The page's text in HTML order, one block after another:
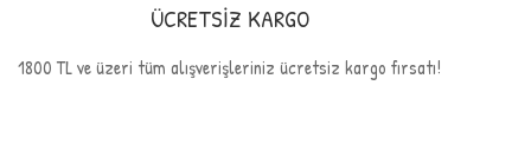
ÜCRETSİZ KARGO
1800 TL ve üzeri tüm alışverişleriniz ücretsiz kargo fırsatı!